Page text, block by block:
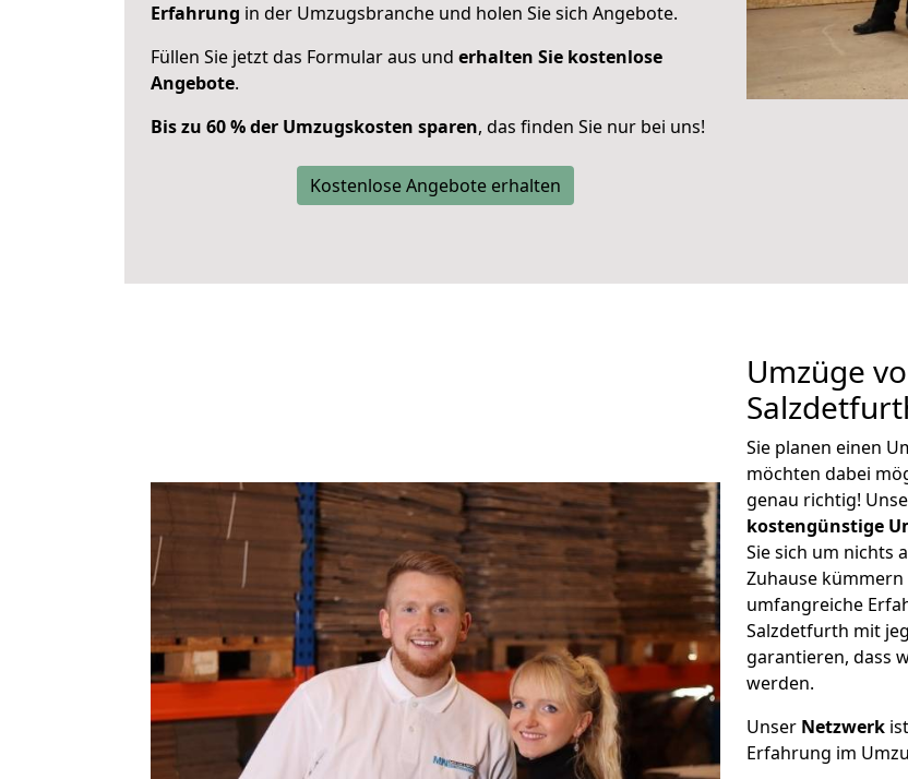
Erfahrung in der Umzugsbranche und holen Sie sich Angebote.
Füllen Sie jetzt das Formular aus und erhalten Sie kostenlose
Angebote.
Bis zu 60 % der Umzugskosten sparen, das finden Sie nur bei uns!
Kostenlose Angebote erhalten
Umzüge
Sie planen einen
möchten dabei
genau richtig!
kostengünstige
Sie sich um nichts
Zuhause
umfangreiche
Salzdetfurth mit
garantieren, dass
werden.
Unser Netzwerk
Erfahrung im